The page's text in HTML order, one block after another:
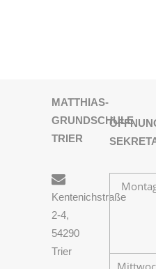
MATTHIAS-
GRUNDSCHULE
TRIER
Kentenichstraße
2-4,
54290
Trier